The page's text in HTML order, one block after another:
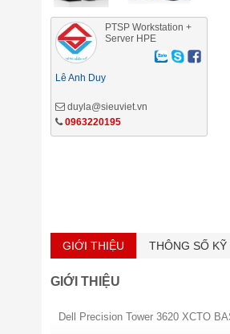
PTSP Workstation +
Server HPE
Lê Anh Duy
duyla@sieuviet.vn
0963220195
GIỚI THIỆU THÔNG SỐ KỸ
GIỚI THIỆU
Dell Precision Tower 3620 XCTO